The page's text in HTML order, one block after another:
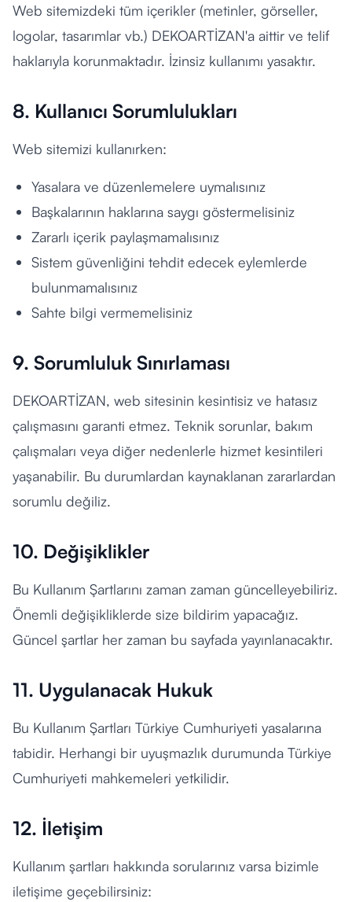
Web sitemizdeki tüm içerikler (metinler, görseller,
logolar, tasarımlar vb.) DEKOARTİZAN'a aittir ve telif
haklarıyla korunmaktadır. İzinsiz kullanımı yasaktır.
8. Kullanıcı Sorumlulukları
Web sitemizi kullanırken:
Yasalara ve düzenlemelere uymalısınız
Başkalarının haklarına saygı göstermelisiniz
Zararlı içerik paylaşmamalısınız
Sistem güvenliğini tehdit edecek eylemlerde
bulunmamalısınız
Sahte bilgi vermemelisiniz
9. Sorumluluk Sınırlaması
DEKOARTİZAN, web sitesinin kesintisiz ve hatasız
çalışmasını garanti etmez. Teknik sorunlar, bakım
çalışmaları veya diğer nedenlerle hizmet kesintileri
yaşanabilir. Bu durumlardan kaynaklanan zararlardan
sorumlu değiliz.
10. Değişiklikler
Bu Kullanım Şartlarını zaman zaman güncelleyebiliriz.
Önemli değişikliklerde size bildirim yapacağız.
Güncel şartlar her zaman bu sayfada yayınlanacaktır.
11. Uygulanacak Hukuk
Bu Kullanım Şartları Türkiye Cumhuriyeti yasalarına
tabidir. Herhangi bir uyuşmazlık durumunda Türkiye
Cumhuriyeti mahkemeleri yetkilidir.
12. İletişim
Kullanım şartları hakkında sorularınız varsa bizimle
iletişime geçebilirsiniz: